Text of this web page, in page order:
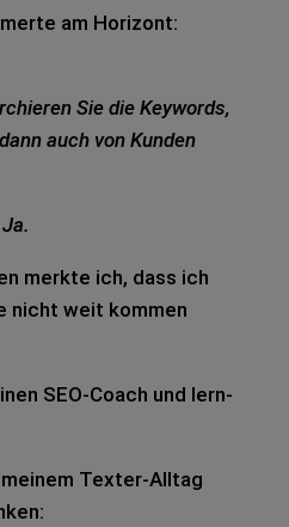
am Hori­zont:
Sie die Key­words,
auch von Kun­den
Ja.
merk­te ich, dass ich
nicht weit kom­men
SEO-Coach und lern­
Tex­ter-All­tag